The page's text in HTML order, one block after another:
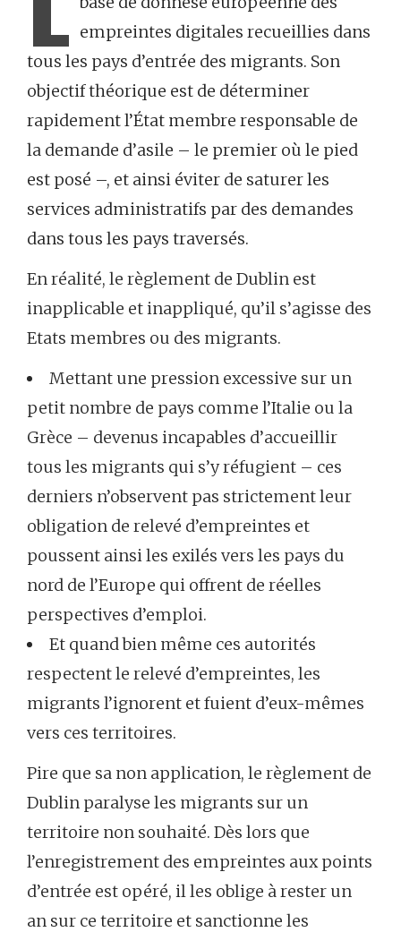
empreintes digitales recueillies dans
tous les pays d’entrée des migrants. Son
objectif théorique est de déterminer
rapidement l’État membre responsable de
la demande d’asile – le premier où le pied
est posé –, et ainsi éviter de saturer les
services administratifs par des demandes
dans tous les pays traversés.
En réalité, le règlement de Dublin est
inapplicable et inappliqué, qu’il s’agisse des
Etats membres ou des migrants.
Mettant une pression excessive sur un
petit nombre de pays comme l’Italie ou la
Grèce – devenus incapables d’accueillir
tous les migrants qui s’y réfugient – ces
derniers n’observent pas strictement leur
obligation de relevé d’empreintes et
poussent ainsi les exilés vers les pays du
nord de l’Europe qui offrent de réelles
perspectives d’emploi.
Et quand bien même ces autorités
respectent le relevé d’empreintes, les
migrants l’ignorent et fuient d’eux-mêmes
vers ces territoires.
Pire que sa non application, le règlement de
Dublin paralyse les migrants sur un
territoire non souhaité. Dès lors que
l’enregistrement des empreintes aux points
d’entrée est opéré, il les oblige à rester un
an sur ce territoire et sanctionne les